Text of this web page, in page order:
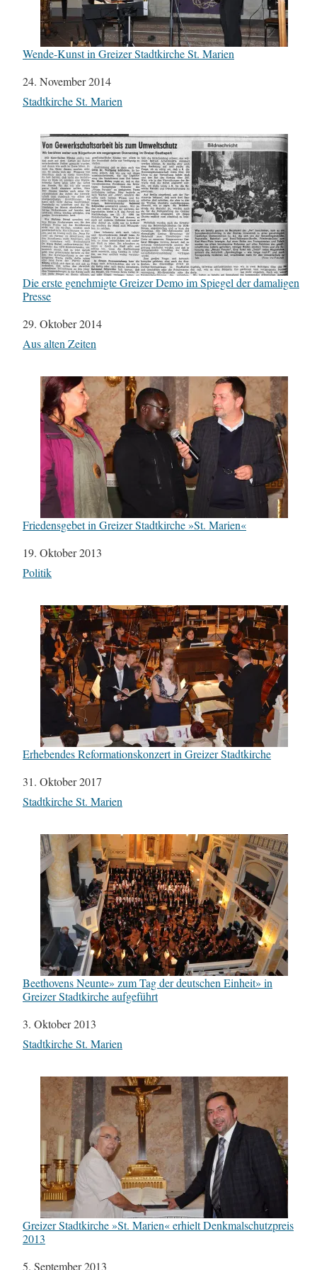
Wende-Kunst in Greizer Stadtkirche St. Marien
Datum
24. November 2014
In Bezug auf
Stadtkirche St. Marien
Die erste genehmigte Greizer Demo im Spiegel der damaligen
Presse
Datum
29. Oktober 2014
In Bezug auf
Aus alten Zeiten
Friedensgebet in Greizer Stadtkirche »St. Marien«
Datum
19. Oktober 2013
In Bezug auf
Politik
Erhebendes Reformationskonzert in Greizer Stadtkirche
Datum
31. Oktober 2017
In Bezug auf
Stadtkirche St. Marien
Beethovens Neunte» zum Tag der deutschen Einheit» in
Greizer Stadtkirche aufgeführt
Datum
3. Oktober 2013
In Bezug auf
Stadtkirche St. Marien
Greizer Stadtkirche »St. Marien« erhielt Denkmalschutzpreis
2013
Datum
5. September 2013